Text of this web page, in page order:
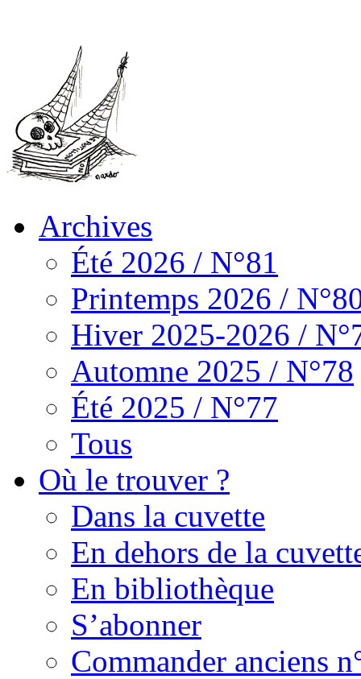
Archives
Été 2026 / N°81
Printemps 2026 /
Hiver 2025-2026 /
Automne 2025 / N°78
Été 2025 / N°77
Tous
Où le trouver ?
Dans la cuvette
En dehors de la
En bibliothèque
S’abonner
Commander anciens